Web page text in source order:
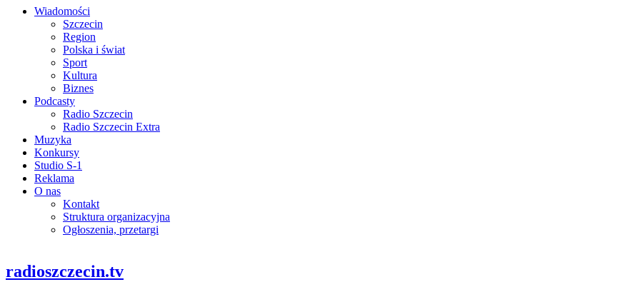
Wiadomości
Szczecin
Region
Polska i świat
Sport
Kultura
Biznes
Podcasty
Radio Szczecin
Radio Szczecin Extra
Muzyka
Konkursy
Studio S-1
Reklama
O nas
Kontakt
Struktura organizacyjna
Ogłoszenia, przetargi
radioszczecin.tv